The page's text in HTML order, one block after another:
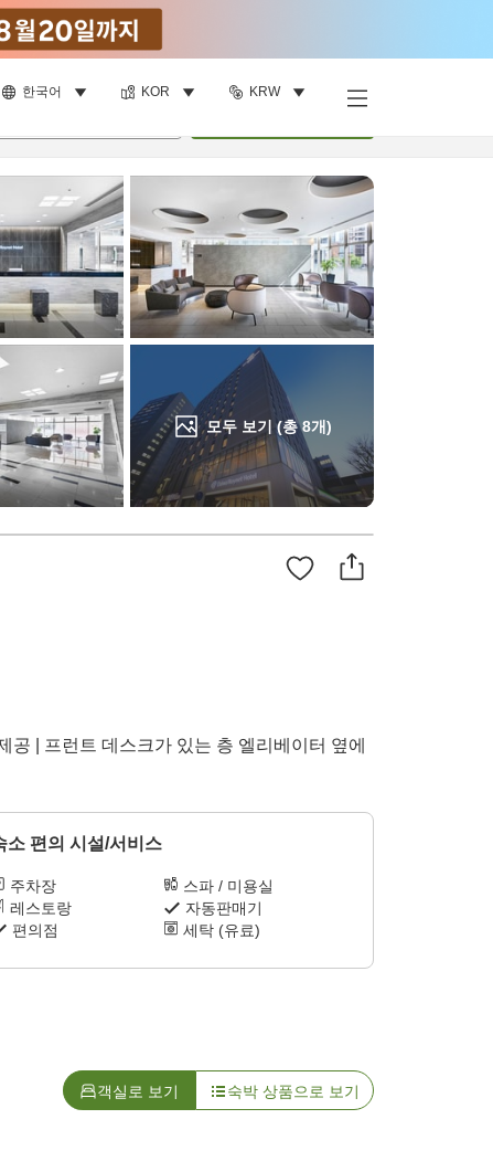
한국어 KOR KRW
모두 보기 (총8개)
| 프런트 데스크가 있는 층 엘리베이터 옆에
소 편의 시설/서비스
주차장
스파 / 미용실
레스토랑
자동판매기
편의점
세탁 (유료)
객실로 보기 숙박 상품으로 보기